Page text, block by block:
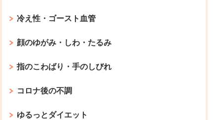
冷え性・ゴースト血管
顔のゆがみ・しわ・たるみ
指のこわばり・手のしびれ
コロナ後の不調
ゆるっとダイエット